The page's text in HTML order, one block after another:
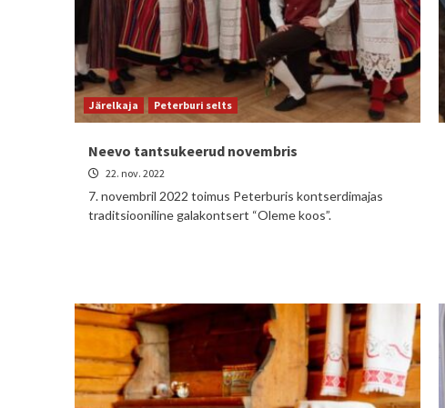
Järelkaja Peterburi selts
Neevo tantsukeerud novembris
22. nov. 2022
7. novembril 2022 toimus Peterburis kontserdimajas
traditsiooniline galakontsert “Oleme koos”.